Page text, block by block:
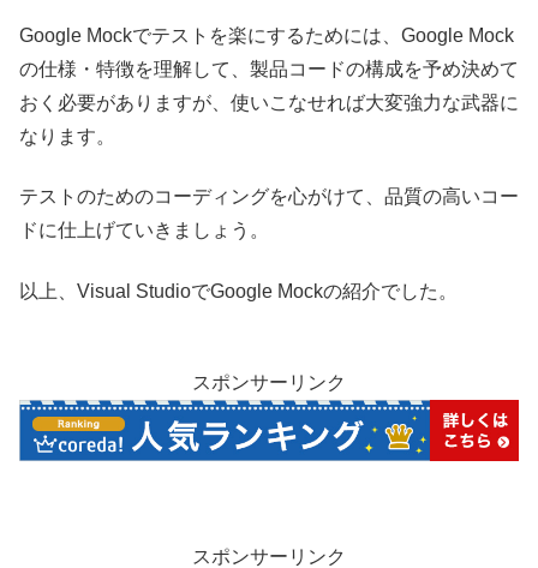
Google Mockでテストを楽にするためには、Google Mock
の仕様・特徴を理解して、製品コードの構成を予め決めて
おく必要がありますが、使いこなせれば大変強力な武器に
なります。
テストのためのコーディングを心がけて、品質の高いコー
ドに仕上げていきましょう。
以上、Visual StudioでGoogle Mockの紹介でした。
スポンサーリンク
スポンサーリンク